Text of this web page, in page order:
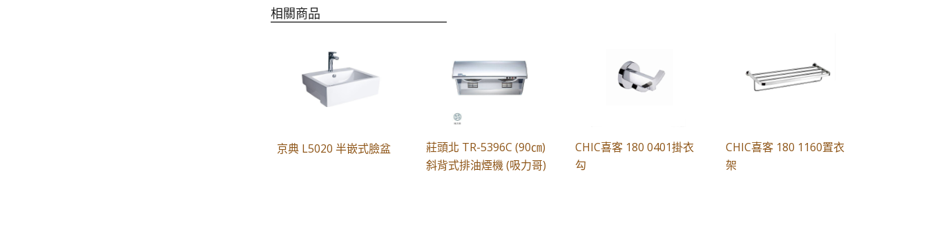
相關商品
京典 L5020 半嵌式臉盆
莊頭北 TR-5396C (90㎝)
斜背式排油煙機 (吸力哥)
CHIC喜客 180 0401掛衣
勾
CHIC喜客 180 1160置衣
架